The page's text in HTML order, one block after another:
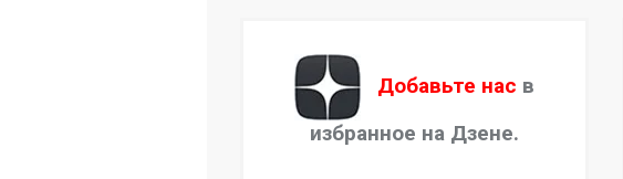
Добавьте нас в
избранное на Дзене.